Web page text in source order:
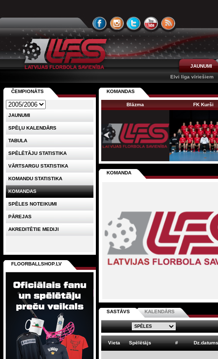
JAUNUMI
Elvi līga vīriešiem
KOMANDAS
Blāzma FK Kurši
KOMANDA
SASTĀVS KALENDĀRS
Vieta Spēlētājs # Dz.datums
ČEMPIONĀTS
JAUNUMI
SPĒĻU KALENDĀRS
TABULA
SPĒLĒTĀJU STATISTIKA
VĀRTSARGU STATISTIKA
KOMANDU STATISTIKA
KOMANDAS
SPĒLES NOTEIKUMI
PĀREJAS
AKREDITĒTIE MEDIJI
FLOORBALLSHOP.LV